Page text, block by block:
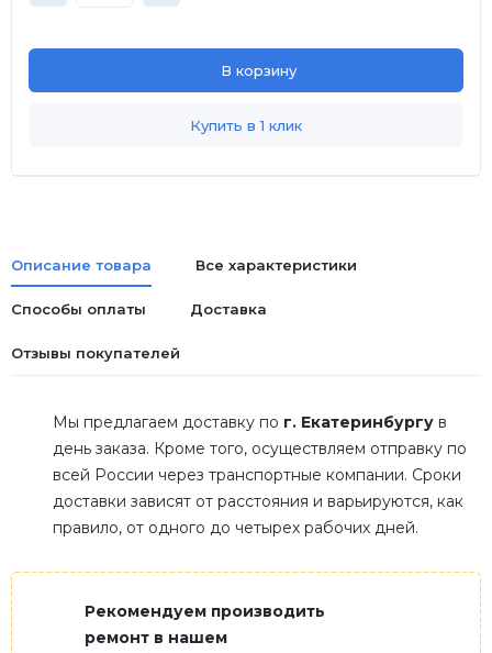
В корзину
Купить в 1 клик
Описание товара Все характеристики
Способы оплаты Доставка
Отзывы покупателей
Мы предлагаем доставку по г. Екатеринбургу в
день заказа. Кроме того, осуществляем отправку по
всей России через транспортные компании. Сроки
доставки зависят от расстояния и варьируются, как
правило, от одного до четырех рабочих дней.
Рекомендуем производить
ремонт в нашем